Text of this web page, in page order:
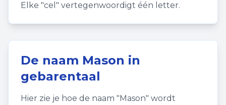
Elke "cel" vertegenwoordigt één letter.
De naam Mason in
gebarentaal
Hier zie je hoe de naam "Mason" wordt